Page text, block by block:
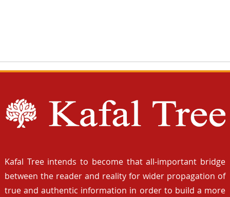
Kafal Tree intends to become that all-important bridge
between the reader and reality for wider propagation of
true and authentic information in order to build a more